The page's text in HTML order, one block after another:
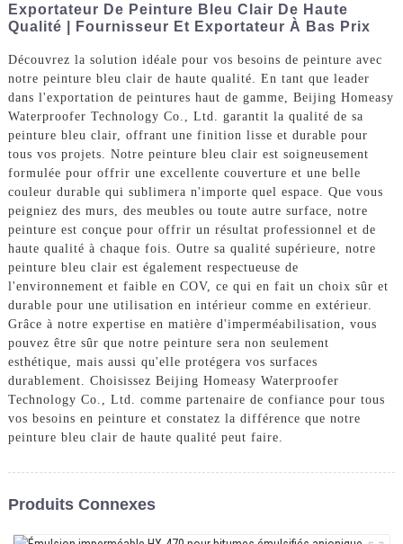
Exportateur De Peinture Bleu Clair De Haute
Qualité | Fournisseur Et Exportateur À Bas Prix
Découvrez la solution idéale pour vos besoins de peinture avec
notre peinture bleu clair de haute qualité. En tant que leader
dans l'exportation de peintures haut de gamme, Beijing Homeasy
Waterproofer Technology Co., Ltd. garantit la qualité de sa
peinture bleu clair, offrant une finition lisse et durable pour
tous vos projets. Notre peinture bleu clair est soigneusement
formulée pour offrir une excellente couverture et une belle
couleur durable qui sublimera n'importe quel espace. Que vous
peigniez des murs, des meubles ou toute autre surface, notre
peinture est conçue pour offrir un résultat professionnel et de
haute qualité à chaque fois. Outre sa qualité supérieure, notre
peinture bleu clair est également respectueuse de
l'environnement et faible en COV, ce qui en fait un choix sûr et
durable pour une utilisation en intérieur comme en extérieur.
Grâce à notre expertise en matière d'imperméabilisation, vous
pouvez être sûr que notre peinture sera non seulement
esthétique, mais aussi qu'elle protégera vos surfaces
durablement. Choisissez Beijing Homeasy Waterproofer
Technology Co., Ltd. comme partenaire de confiance pour tous
vos besoins en peinture et constatez la différence que notre
peinture bleu clair de haute qualité peut faire.
Produits Connexes